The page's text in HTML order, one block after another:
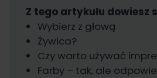
Z tego artykułu dowiesz
Wybierz z głową
Żywica?
Czy warto używać
Farby – tak, ale